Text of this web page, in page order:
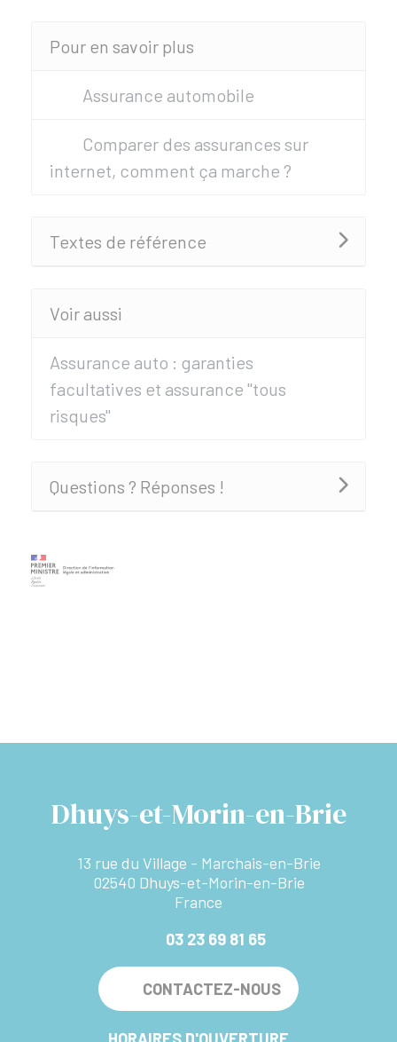
Pour en savoir plus
Assurance automobile
Comparer des assurances sur
internet, comment ça marche ?
Textes de référence
Voir aussi
Assurance auto : garanties
facultatives et assurance "tous
risques"
Questions ? Réponses !
Dhuys-et-Morin-en-Brie
13 rue du Village - Marchais-en-Brie
02540 Dhuys-et-Morin-en-Brie
France
03 23 69 81 65
CONTACTEZ-NOUS